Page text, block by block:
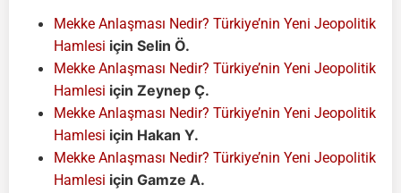
Mekke Anlaşması Nedir? Türkiye’nin Yeni Jeopolitik
Hamlesi için Selin Ö.
Mekke Anlaşması Nedir? Türkiye’nin Yeni Jeopolitik
Hamlesi için Zeynep Ç.
Mekke Anlaşması Nedir? Türkiye’nin Yeni Jeopolitik
Hamlesi için Hakan Y.
Mekke Anlaşması Nedir? Türkiye’nin Yeni Jeopolitik
Hamlesi için Gamze A.